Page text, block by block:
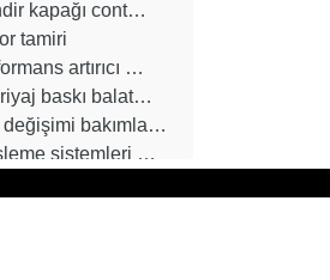
kapağı cont…
tamiri
artırıcı …
baskı balat…
değişimi bakımla…
sistemleri …